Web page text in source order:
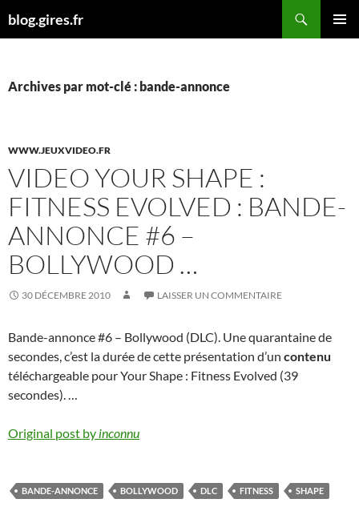
aublog.gires.fr
Archives par mot-clé : bande-annonce
WWW.JEUXVIDEO.FR
VIDEO YOUR SHAPE :
FITNESS EVOLVED : BANDE-
ANNONCE #6 –
BOLLYWOOD …
30 DÉCEMBRE 2010 LAISSER UN COMMENTAIRE
Bande-annonce #6 – Bollywood (DLC). Une quarantaine de
secondes, c’est la durée de cette présentation d’un contenu
téléchargeable pour Your Shape : Fitness Evolved (39
secondes). …
Original post by inconnu
BANDE-ANNONCE BOLLYWOOD DLC FITNESS SHAPE